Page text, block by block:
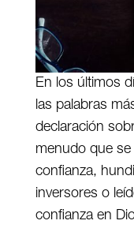
En los últimos
las palabras
declaración
menudo que
confianza,
inversores o
confianza en